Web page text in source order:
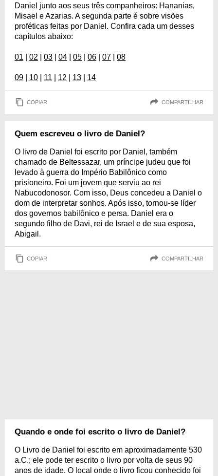
Daniel junto aos seus três companheiros: Hananias,
Misael e Azarias. A segunda parte é sobre visões
proféticas feitas por Daniel. Confira cada um desses
capítulos abaixo:
01 02 03 04 05 06 07 08
09 10 11 12 13 14
COPIAR COMPARTILHAR
Quem escreveu o livro de Daniel?
O livro de Daniel foi escrito por Daniel, também
chamado de Beltessazar, um príncipe judeu que foi
levado à guerra do Império Babilônico como
prisioneiro. Foi um jovem que serviu ao rei
Nabucodonosor. Com isso, Deus concedeu a Daniel o
dom de interpretar sonhos. Após isso, tornou-se líder
dos governos babilônico e persa. Daniel era o
segundo filho de Davi, rei de Israel e de sua esposa,
Abigail.
COPIAR COMPARTILHAR
Quando e onde foi escrito o livro de Daniel?
O Livro de Daniel foi escrito em aproximadamente 530
a.C.; ele pode ter escrito o livro por volta de seus 90
anos de idade. O local onde o livro ficou conhecido foi